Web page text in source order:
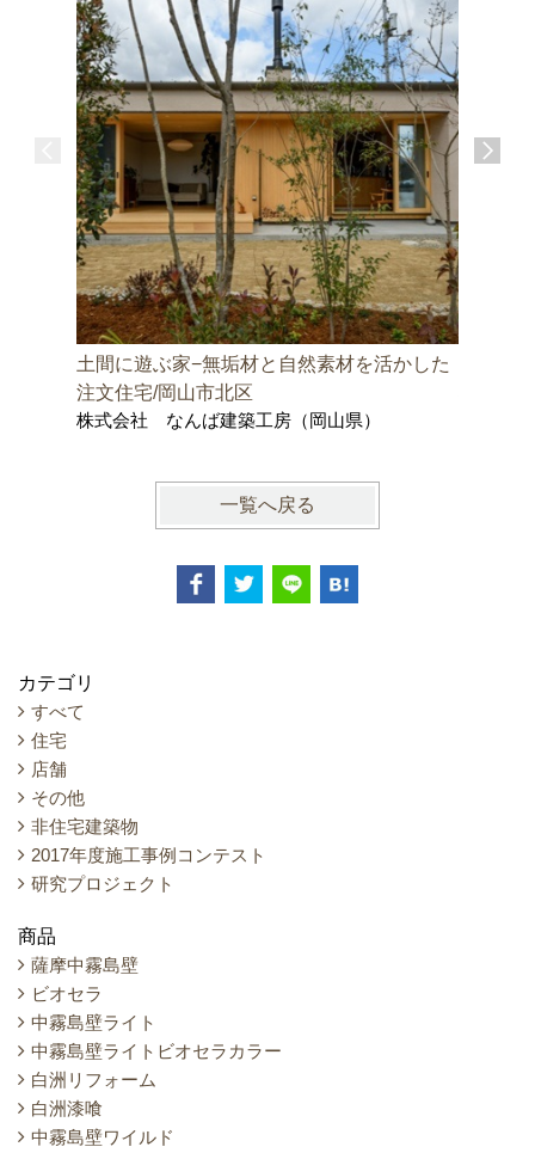
土間に遊ぶ家−無垢材と自然素材を活かした
注文住宅/岡山市北区
株式会社 なんば建築工房（岡山県）
一覧へ戻る
カテゴリ
すべて
住宅
店舗
その他
非住宅建築物
2017年度施工事例コンテスト
研究プロジェクト
商品
薩摩中霧島壁
ビオセラ
中霧島壁ライト
中霧島壁ライトビオセラカラー
白洲リフォーム
白洲漆喰
中霧島壁ワイルド